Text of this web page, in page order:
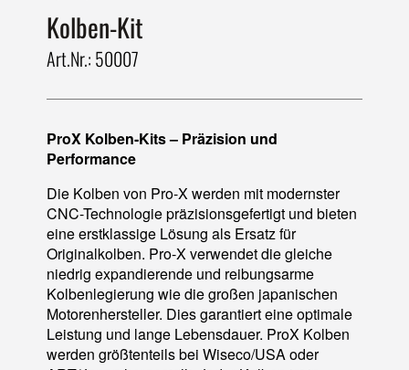
Kolben-Kit
Art.Nr.: 50007
ProX Kolben-Kits – Präzision und
Performance
Die Kolben von Pro-X werden mit modernster
CNC-Technologie präzisionsgefertigt und bieten
eine erstklassige Lösung als Ersatz für
Originalkolben. Pro-X verwendet die gleiche
niedrig expandierende und reibungsarme
Kolbenlegierung wie die großen japanischen
Motorenhersteller. Dies garantiert eine optimale
Leistung und lange Lebensdauer. ProX Kolben
werden größtenteils bei Wiseco/USA oder